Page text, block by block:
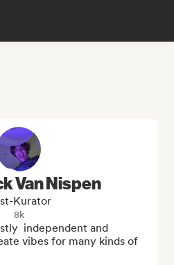
Van Nispen
Kurator
8k
independent and
vibes for many kinds of